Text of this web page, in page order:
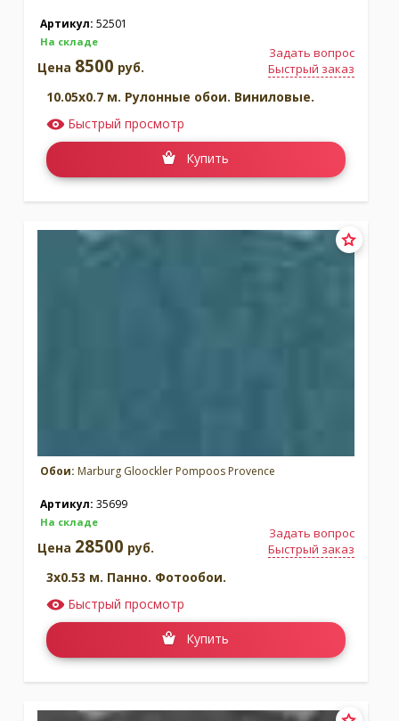
Артикул: 52501
На складе
Задать вопрос
Быстрый заказ
Цена 8500 руб.
10.05x0.7 м. Рулонные обои. Виниловые.
Быстрый просмотр
Купить
Обои: Marburg Gloockler Pompoos Provence
Артикул: 35699
На складе
Задать вопрос
Быстрый заказ
Цена 28500 руб.
3x0.53 м. Панно. Фотообои.
Быстрый просмотр
Купить